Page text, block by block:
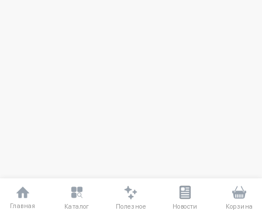
Главная Каталог Полезное Новости Корзина